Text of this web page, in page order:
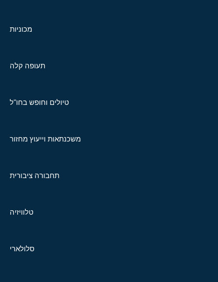
מכוניות
תעופה קלה
טיולים וחופש בחו"ל
משכנתאות וייעוץ מחזור
תחבורה ציבורית
טלוויזיה
סלולארי